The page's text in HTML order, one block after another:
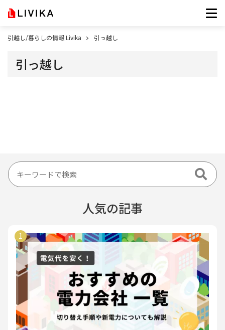
引越し/暮らしの情報 Livika 引っ越し
引っ越し
人気の記事